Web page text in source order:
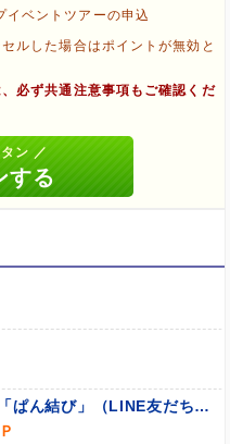
イベントツアーの申込
ルした場合はポイントが無効と
必ず共通注意事項もご確認くだ
る
ブを閉じる
除してブラウザを再起動
ント対象リンク」からポイント
パン専門お取り寄せサイト「ぱん結び」（LINE友だち追加）